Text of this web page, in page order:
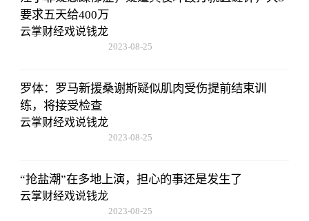
要求五天给400万
云掌财经戏说钱龙
2023-08-25
罗体：罗马新援桑谢斯疑似肌肉受伤提前结束训
练，将接受检查
云掌财经戏说钱龙
2023-08-25
“抢盐潮”在多地上演，担心的事还是发生了
云掌财经戏说钱龙
2023-08-25